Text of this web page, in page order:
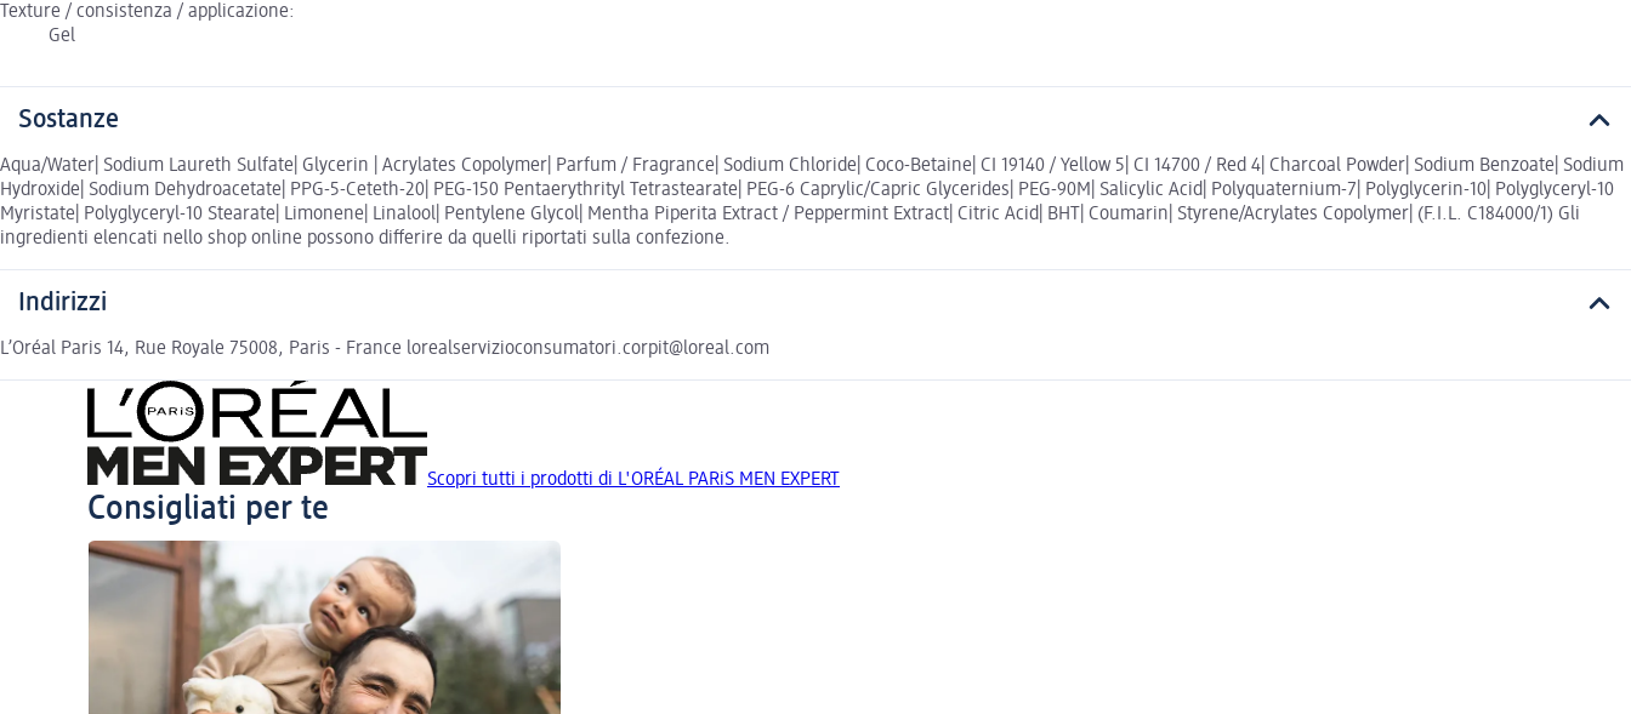
Texture / consistenza / applicazione:
Gel
Sostanze
Aqua/Water| Sodium Laureth Sulfate| Glycerin | Acrylates Copolymer| Parfum / Fragrance| Sodium Chloride| Coco-Betaine| CI 19140 / Yellow 5| CI 14700 / Red 4| Charcoal Powder| Sodium Benzoate| Sodium
Hydroxide| Sodium Dehydroacetate| PPG-5-Ceteth-20| PEG-150 Pentaerythrityl Tetrastearate| PEG-6 Caprylic/Capric Glycerides| PEG-90M| Salicylic Acid| Polyquaternium-7| Polyglycerin-10| Polyglyceryl-10
Myristate| Polyglyceryl-10 Stearate| Limonene| Linalool| Pentylene Glycol| Mentha Piperita Extract / Peppermint Extract| Citric Acid| BHT| Coumarin| Styrene/Acrylates Copolymer| (F.I.L. C184000/1) Gli
ingredienti elencati nello shop online possono differire da quelli riportati sulla confezione.
Indirizzi
L’Oréal Paris 14, Rue Royale 75008, Paris - France lorealservizioconsumatori.corpit@loreal.com
Scopri tutti i prodotti di L'ORÉAL PARiS MEN EXPERT
Consigliati per te